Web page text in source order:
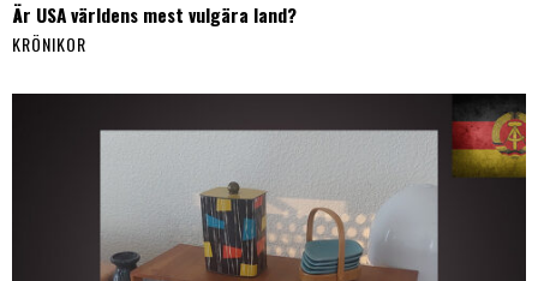
Är USA världens mest vulgära land?
KRÖNIKOR